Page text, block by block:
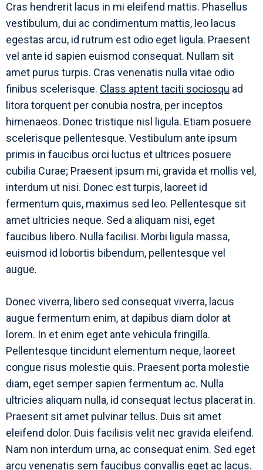
Cras hendrerit lacus in mi eleifend mattis. Phasellus
vestibulum, dui ac condimentum mattis, leo lacus
egestas arcu, id rutrum est odio eget ligula. Praesent
vel ante id sapien euismod consequat. Nullam sit
amet purus turpis. Cras venenatis nulla vitae odio
finibus scelerisque. Class aptent taciti sociosqu ad
litora torquent per conubia nostra, per inceptos
himenaeos. Donec tristique nisl ligula. Etiam posuere
scelerisque pellentesque. Vestibulum ante ipsum
primis in faucibus orci luctus et ultrices posuere
cubilia Curae; Praesent ipsum mi, gravida et mollis vel,
interdum ut nisi. Donec est turpis, laoreet id
fermentum quis, maximus sed leo. Pellentesque sit
amet ultricies neque. Sed a aliquam nisi, eget
faucibus libero. Nulla facilisi. Morbi ligula massa,
euismod id lobortis bibendum, pellentesque vel
augue.
Donec viverra, libero sed consequat viverra, lacus
augue fermentum enim, at dapibus diam dolor at
lorem. In et enim eget ante vehicula fringilla.
Pellentesque tincidunt elementum neque, laoreet
congue risus molestie quis. Praesent porta molestie
diam, eget semper sapien fermentum ac. Nulla
ultricies aliquam nulla, id consequat lectus placerat in.
Praesent sit amet pulvinar tellus. Duis sit amet
eleifend dolor. Duis facilisis velit nec gravida eleifend.
Nam non interdum urna, ac consequat enim. Sed eget
arcu venenatis sem faucibus convallis eget ac lacus.